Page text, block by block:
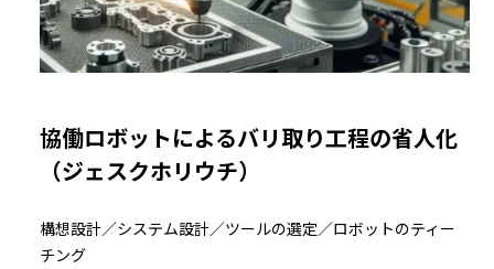
協働ロボットによるバリ取り工程の省人化
（ジェスクホリウチ）
構想設計／システム設計／ツールの選定／ロボットのティー
チング